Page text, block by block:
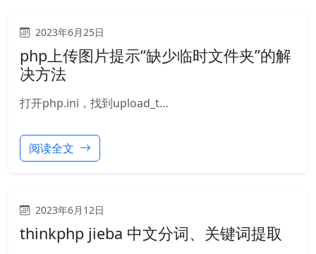
2023年6月25日
php上传图片提示“缺少临时文件夹”的解
决方法
打开php.ini，找到upload_t…
阅读全文
2023年6月12日
thinkphp jieba 中文分词、关键词提取